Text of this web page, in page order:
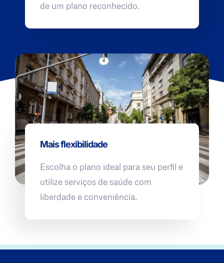
de um plano reconhecido.
Mais flexibilidade
Escolha o plano ideal para seu perfil e
utilize serviços de saúde com
liberdade e conveniência.